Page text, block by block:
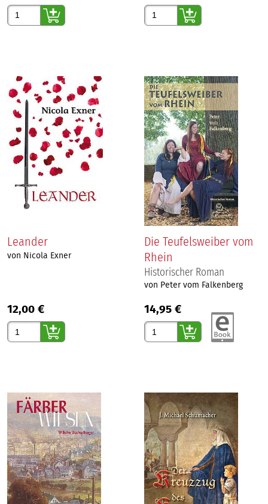
Gewünschte Anzahl Gewünschte Anzahl
Leander
von Nicola Exner
12,00 €
Gewünschte Anzahl
Die Teufelsweiber vom
Rhein
Historischer Roman
von Peter vom Falkenberg
14,95 €
Gewünschte Anzahl